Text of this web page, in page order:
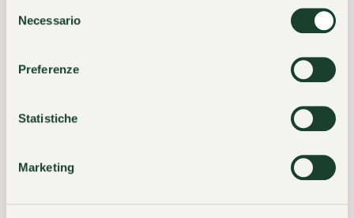
delNecessario
Preferenze
Statistiche
Marketing
la Villa e il mondo dell’arte.
Oggi